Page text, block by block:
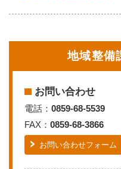
地域整備
お問い合わせ
電話： 0859-68-5539
FAX： 0859-68-3866
お問い合わせフォーム